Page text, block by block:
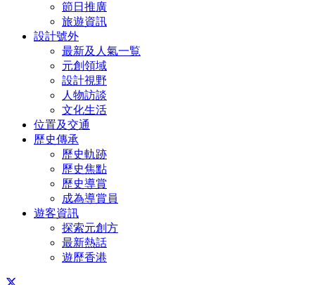
節日推廣
旅遊資訊
設計號外
最新及人氣一覧
元創領域
設計視野
人物訪談
文化生活
位置及交通
歷史傳承
歷史軌跡
歷史焦點
歷史導賞
成為導賞員
遊客資訊
探索元創方
最新熱話
遊歷香港